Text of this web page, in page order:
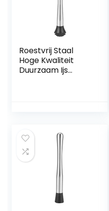
Roestvrij Staal
Hoge Kwaliteit
Duurzaam Ijs
Muddler voor Bars
Bar Levert(25cm
mace)